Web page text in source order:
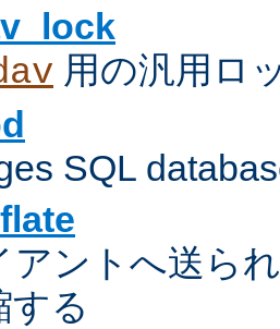
用の汎用ロ
SQL
アントへ送ら
する